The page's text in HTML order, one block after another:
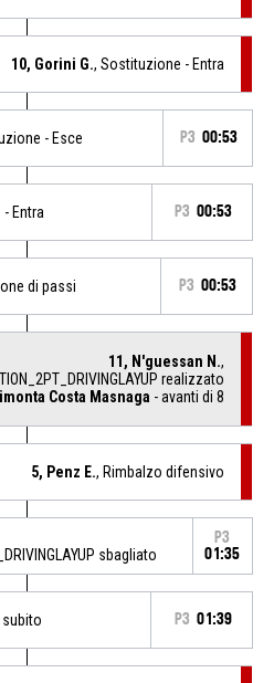
10, Gorini G., Sostituzione - Entra
- Esce P3 00:53
Entra P3 00:53
di passi P3 00:53
11, N'guessan N.,
realizzato
Costa Masnaga - avanti di 8
5, Penz E., Rimbalzo difensivo
sbagliato
P3
01:35
subito P3 01:39